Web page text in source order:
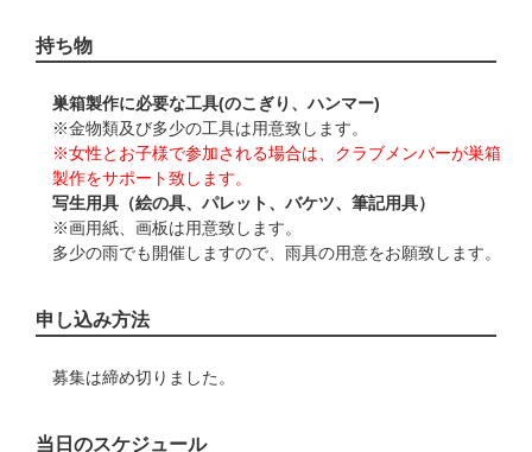
持ち物
巣箱製作に必要な工具(のこぎり、ハンマー)
※金物類及び多少の工具は用意致します。
※女性とお子様で参加される場合は、クラブメンバーが巣箱
製作をサポート致します。
写生用具（絵の具、パレット、バケツ、筆記用具）
※画用紙、画板は用意致します。
多少の雨でも開催しますので、雨具の用意をお願致します。
申し込み方法
募集は締め切りました。
当日のスケジュール